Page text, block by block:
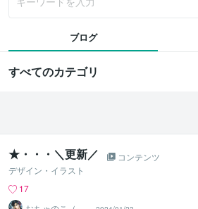
ブログ
すべてのカテゴリ
★・・・＼更新／
コンテンツ
デザイン・イラスト
17